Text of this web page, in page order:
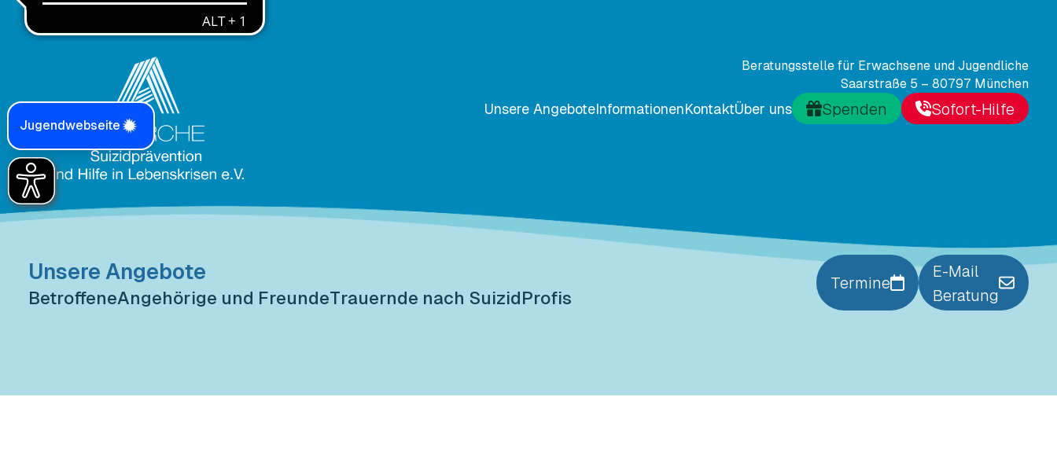
Beratungsstelle für Erwachsene und Jugendliche
Saarstraße 5 – 80797 München
Unsere AngeboteInformationenKontaktÜber uns Spenden Sofort-Hilfe
Unsere Angebote
BetroffeneAngehörige und FreundeTrauernde nach SuizidProfis
Termine
E-Mail
Beratung
Jugendwebseite